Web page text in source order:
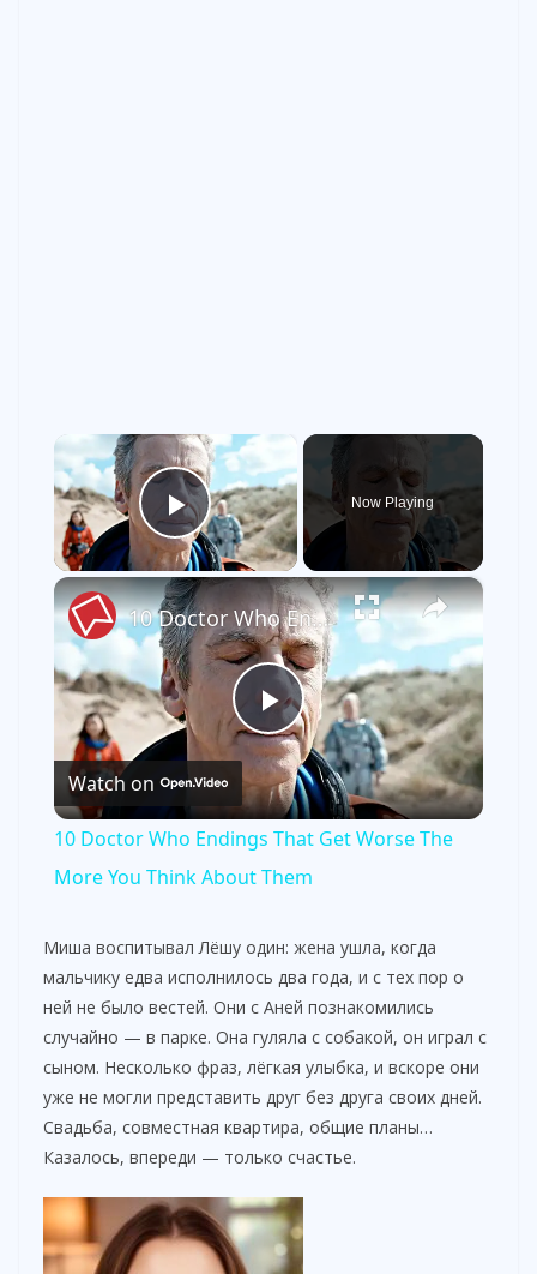
×
Play Video
Now Playing
×
P
l
a
y
V
i
d
e
10 Doctor Who Endings That Get Worse The More You Think About Them
Watch on
10 Doctor Who Endings That Get Worse The
More You Think About Them
Миша воспитывал Лёшу один: жена ушла, когда
мальчику едва исполнилось два года, и с тех пор о
ней не было вестей. Они с Аней познакомились
случайно — в парке. Она гуляла с собакой, он играл с
сыном. Несколько фраз, лёгкая улыбка, и вскоре они
уже не могли представить друг без друга своих дней.
Свадьба, совместная квартира, общие планы…
Казалось, впереди — только счастье.